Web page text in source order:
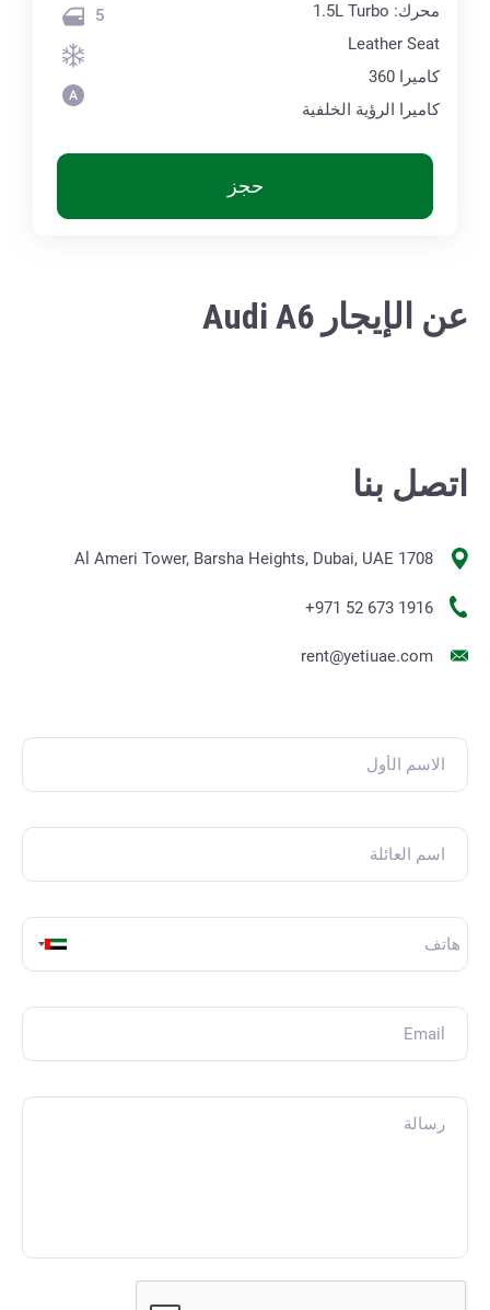
محرك: 1.5L Turbo
Leather Seat
كاميرا 360
كاميرا الرؤية الخلفية
5
حجز
عن الإيجار Audi A6
اتصل بنا
1708 Al Ameri Tower, Barsha Heights, Dubai, UAE
+971 52 673 1916
rent@yetiuae.com